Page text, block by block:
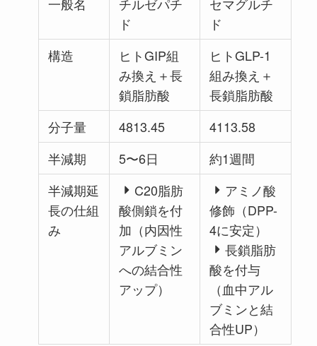
ド
ド
構造
ヒトGIP組
み換え＋長
鎖脂肪酸
ヒトGLP-1
組み換え＋
長鎖脂肪酸
分子量
4813.45
4113.58
半減期
5〜6日
約1週間
半減期延
長の仕組
み
C20脂肪
酸側鎖を付
加（内因性
アルブミン
への結合性
アップ）
アミノ酸
修飾（DPP-
4に安定）
長鎖脂肪
酸を付与
（血中アル
ブミンと結
合性UP）